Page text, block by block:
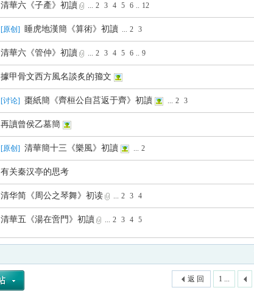
清華六《子產》初讀 ... 2 3 4 5 6 .. 12
[原创 ] 睡虎地漢簡《算術》初讀 ... 2 3
清華六《管仲》初讀 ... 2 3 4 5 6 .. 9
據甲骨文西方風名談炙的籀文
[讨论] 棗紙簡《齊桓公自莒返于齊》初讀 ... 2 3
再讀曾侯乙墓簡
[原创 ] 清華簡十三《樂風》初讀 ... 2
有关秦汉亭的思考
清华简《周公之琴舞》初读 ... 2 3 4
清華五《湯在啻門》初讀 ... 2 3 4 5
1 ...
返 回